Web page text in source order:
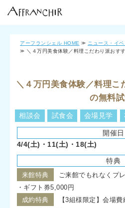
アーフランシェル HOME
ニュース・イ
＼４万円美食体験／料理こだわり派おすす
＼４万円美食体験／料理こ
の無料
相談会 試食会 会場見学
開催日
4/4(土)・11(土)・18(土)
特典
来館特典
ご来館でもれなくプ
・ギフト券5,000円
成約特典
【3組様限定】会場